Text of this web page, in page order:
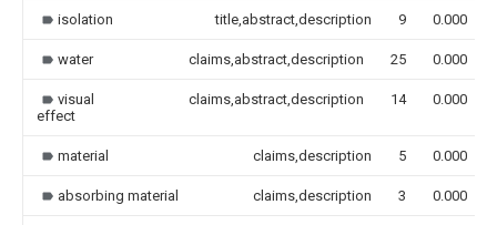
isolation title,abstract,description 9 0.000
water claims,abstract,description 25 0.000
visual
effect
claims,abstract,description 14 0.000
material claims,description 5 0.000
absorbing material claims,description 3 0.000